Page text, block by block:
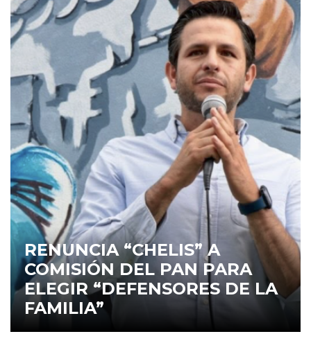
RENUNCIA “CHELIS” A
COMISIÓN DEL PAN PARA
ELEGIR “DEFENSORES DE LA
FAMILIA”